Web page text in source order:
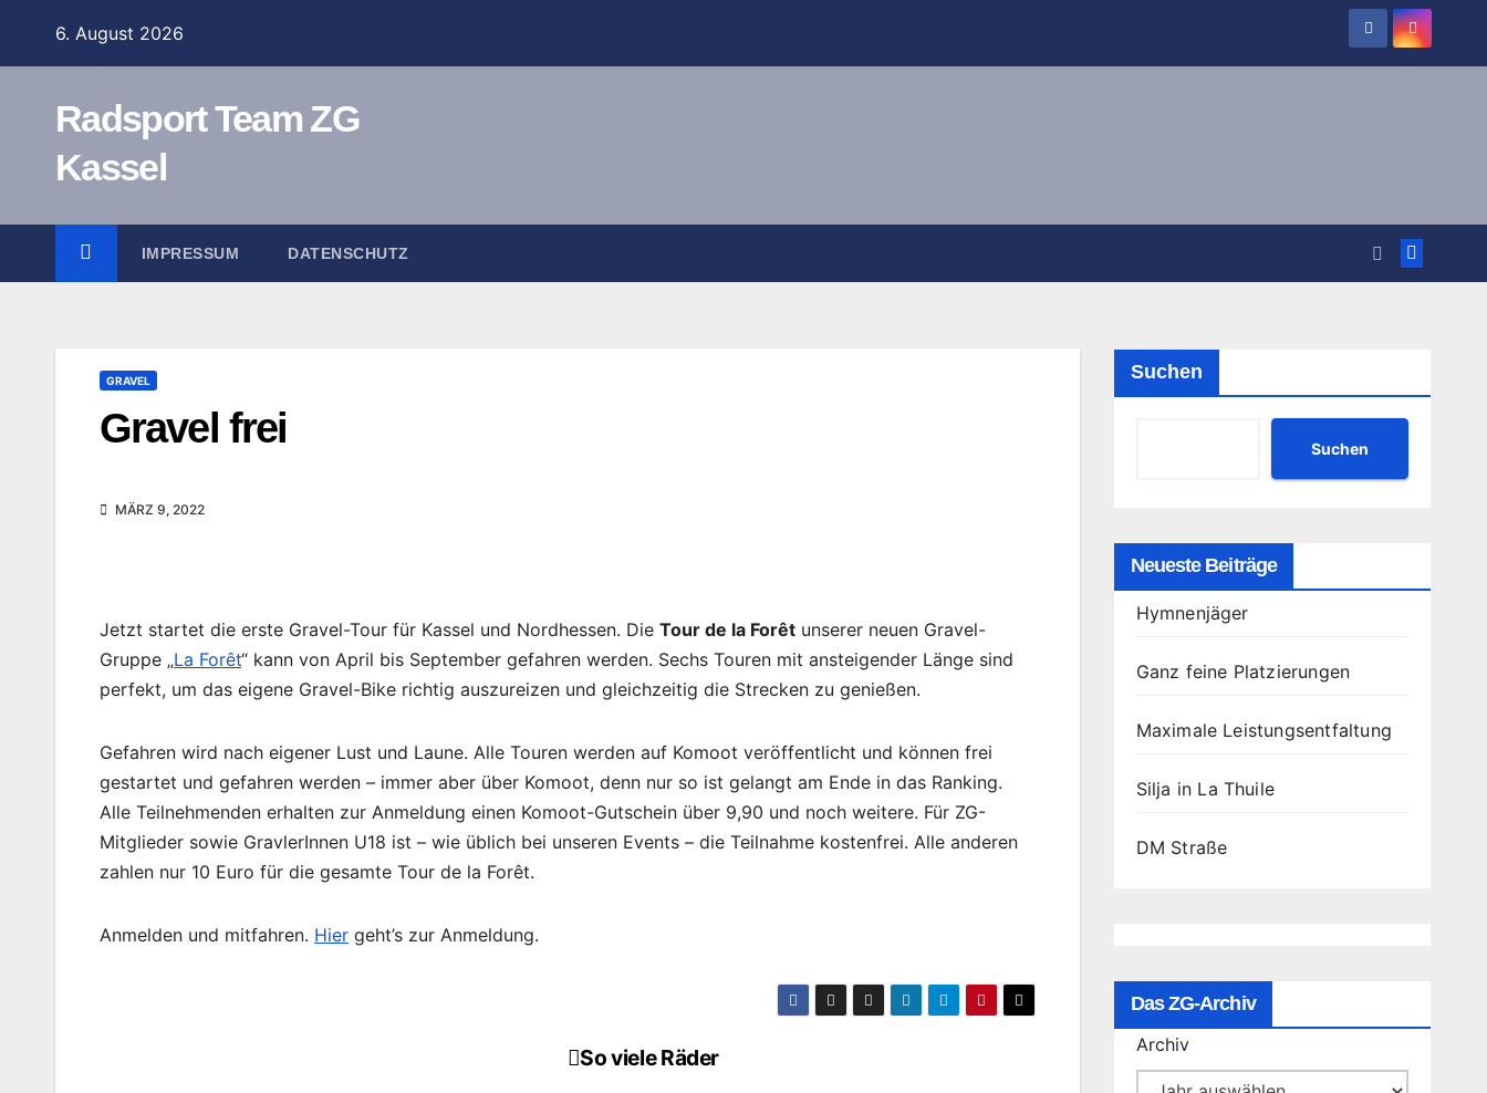
6. August 2026
Radsport Team ZG
Kassel
IMPRESSUM DATENSCHUTZ
GRAVEL
Gravel frei
MÄRZ 9, 2022
Jetzt startet die erste Gravel-Tour für Kassel und Nordhessen. Die Tour de la Forêt unserer neuen Gravel-
Gruppe „La Forêt“ kann von April bis September gefahren werden. Sechs Touren mit ansteigender Länge sind
perfekt, um das eigene Gravel-Bike richtig auszureizen und gleichzeitig die Strecken zu genießen.
Gefahren wird nach eigener Lust und Laune. Alle Touren werden auf Komoot veröffentlicht und können frei
gestartet und gefahren werden – immer aber über Komoot, denn nur so ist gelangt am Ende in das Ranking.
Alle Teilnehmenden erhalten zur Anmeldung einen Komoot-Gutschein über 9,90 und noch weitere. Für ZG-
Mitglieder sowie GravlerInnen U18 ist – wie üblich bei unseren Events – die Teilnahme kostenfrei. Alle anderen
zahlen nur 10 Euro für die gesamte Tour de la Forêt.
Anmelden und mitfahren. Hier geht’s zur Anmeldung.
So viele Räder
Suchen
Suchen
Neueste Beiträge
Hymnenjäger
Ganz feine Platzierungen
Maximale Leistungsentfaltung
Silja in La Thuile
DM Straße
Das ZG-Archiv
Archiv